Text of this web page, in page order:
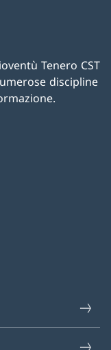
Tenero CST
discipline